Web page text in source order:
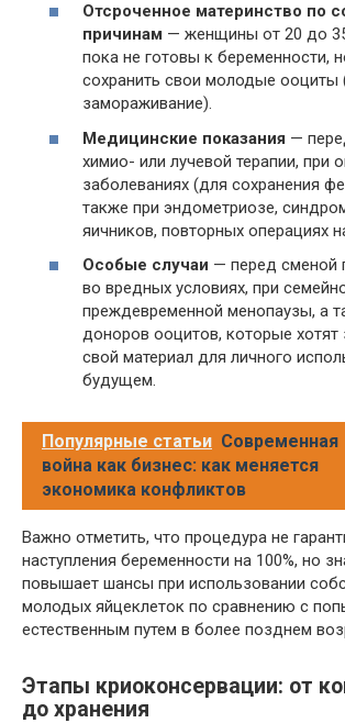
Отсроченное материнство по
причинам — женщины от 20 до
пока не готовы к беременности,
сохранить свои молодые ооциты
замораживание).
Медицинские показания —
химио- или лучевой терапии, при
заболеваниях (для сохранения
также при эндометриозе,
яичников, повторных операциях
Особые случаи — перед сменой
во вредных условиях, при
преждевременной менопаузы, а
доноров ооцитов, которые хотят
свой материал для личного
будущем.
Популярные статьи Современная
война как бизнес: как меняется
экономика конфликтов
Важно отметить, что процедура не
наступления беременности на 100%, но
повышает шансы при использовании
молодых яйцеклеток по сравнению с
естественным путем в более позднем
Этапы криоконсервации: от
до хранения